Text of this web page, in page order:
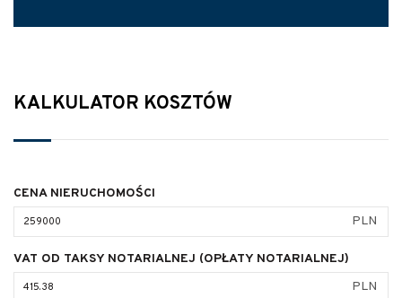
KALKULATOR KOSZTÓW
CENA NIERUCHOMOŚCI
PLN
VAT OD TAKSY NOTARIALNEJ (OPŁATY NOTARIALNEJ)
PLN